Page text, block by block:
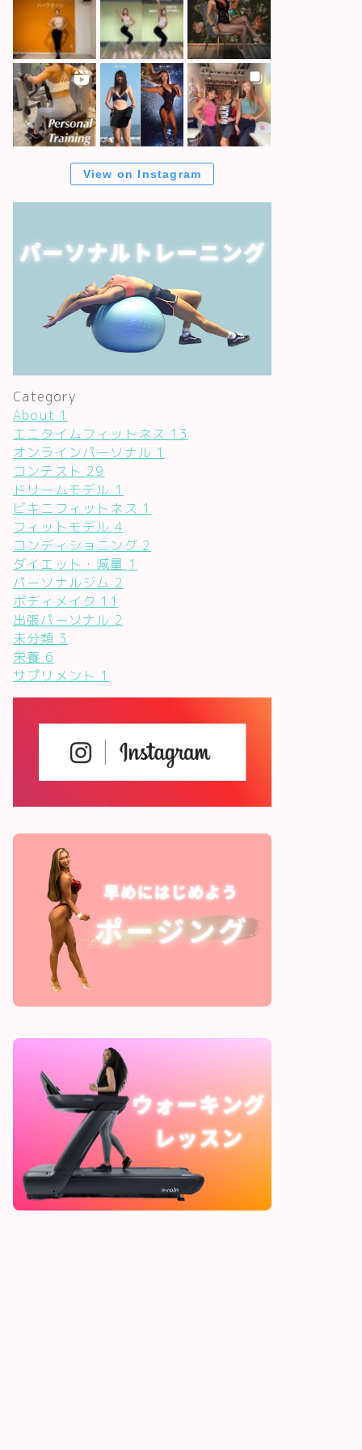
View on Instagram
Category
About 1
エニタイムフィットネス 13
オンラインパーソナル 1
コンテスト 29
ドリームモデル 1
ビキニフィットネス 1
フィットモデル 4
コンディショニング 2
ダイエット・減量 1
パーソナルジム 2
ボディメイク 11
出張パーソナル 2
未分類 3
栄養 6
サプリメント 1